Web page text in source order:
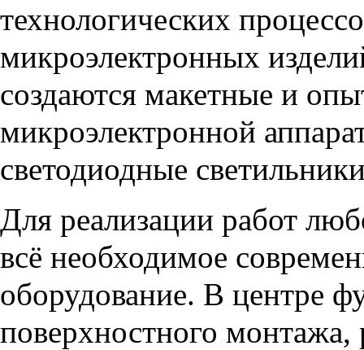
технологических
микроэлектронных
создаются макетные и
микроэлектронной
светодиодные
Для реализации работ
всё необходимое
оборудование. В центре
поверхностного